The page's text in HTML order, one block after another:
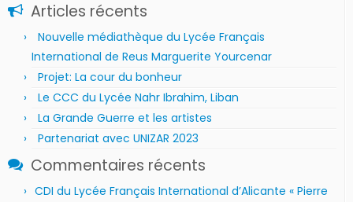
Articles récents
Nouvelle médiathèque du Lycée Français
International de Reus Marguerite Yourcenar
Projet: La cour du bonheur
Le CCC du Lycée Nahr Ibrahim, Liban
La Grande Guerre et les artistes
Partenariat avec UNIZAR 2023
Commentaires récents
CDI du Lycée Français International d’Alicante « Pierre